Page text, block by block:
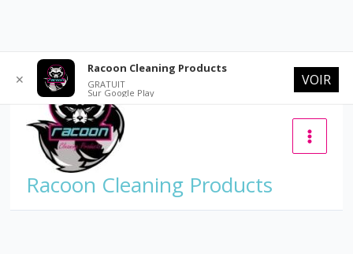
contenu
Racoon Cleaning Products
✕
Racoon Cleaning Products
GRATUIT
Sur Google Play
VOIR